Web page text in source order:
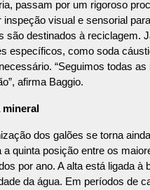
passam por um rigoroso
visual e sensorial
são destinados à reciclagem.
específicos, como soda
“Seguimos todas
afirma Baggio.
mineral
dos galões se torna
quinta posição entre os
por ano. A alta está ligada
da água. Em períodos de